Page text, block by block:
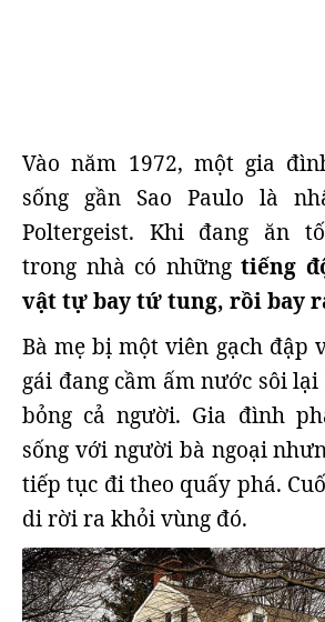
Vào năm 1972, một gia
sống gần Sao Paulo là
Poltergeist. Khi đang ăn
trong nhà có những tiếng
vật tự bay tứ tung, rồi bay
Bà mẹ bị một viên gạch đập
gái đang cầm ấm nước sôi
bỏng cả người. Gia đình
sống với người bà ngoại
tiếp tục đi theo quấy phá.
di rời ra khỏi vùng đó.